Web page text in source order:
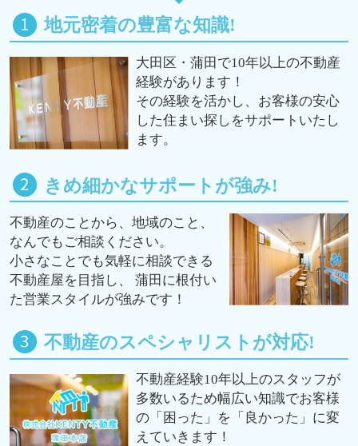
地元密着の豊富な知識!
大田区・蒲田で10年以上の不動産
経験があります！
その経験を活かし、お客様の安心
した住まい探しをサポートいたし
ます。
きめ細かなサポートが強み!
不動産のことから、地域のこと、
なんでもご相談ください。
小さなことでも気軽に相談できる
不動産屋を目指し、 蒲田に根付い
た営業スタイルが強みです！
不動産のスペシャリストが対応!
不動産経験10年以上のスタッフが
多数いるため幅広い知識でお客様
の「困った」を「良かった」に変
えていきます！